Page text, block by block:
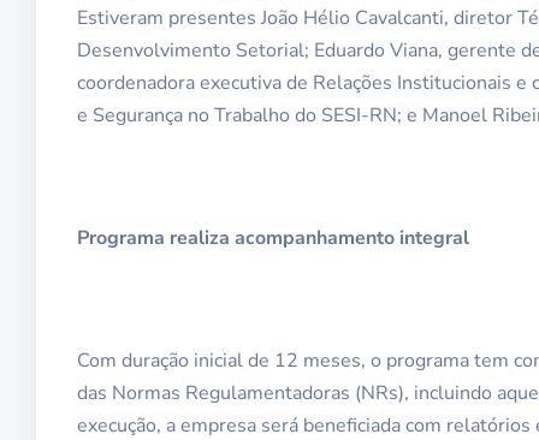
Estiveram presentes João Hélio Cavalcanti, diretor
Desenvolvimento Setorial; Eduardo Viana, gerente
coordenadora executiva de Relações Institucionais e
e Segurança no Trabalho do SESI-RN; e Manoel
Programa realiza acompanhamento integral
Com duração inicial de 12 meses, o programa tem
das Normas Regulamentadoras (NRs), incluindo
execução, a empresa será beneficiada com